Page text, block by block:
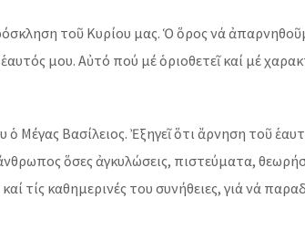
τοῦ Κυρίου μας. Ὁ ὅρος νά
μου. Αὐτό πού μέ ὁριοθετεῖ καί μέ
ὁ Μέγας Βασίλειος. Ἐξηγεῖ ὅτι ἄρνηση τοῦ
ὅσες ἀγκυλώσεις, πιστεύματα,
τίς καθημερινές του συνήθειες, γιά νά